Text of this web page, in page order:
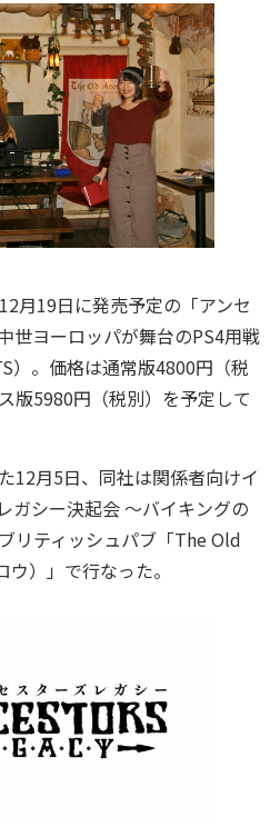
月19日に発売予定の「アンセ
世ヨーロッパが舞台のPS4用戦
）。価格は通常版4800円（税
版5980円（税別）を予定して
12月5日、同社は関係者向けイ
ガシー決起会 ～バイキングの
リティッシュパブ「The Old
）」で行なった。